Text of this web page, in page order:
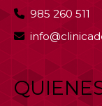
985 260 511
info